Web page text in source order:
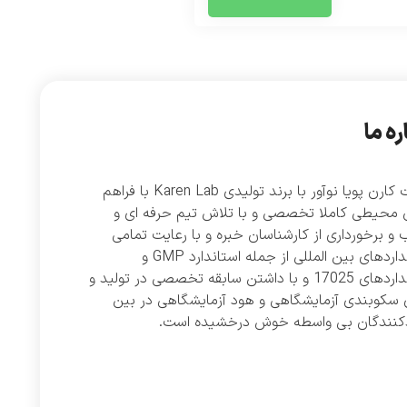
ما
شرکت کارن پویا نوآور با برند تولیدی Karen Lab با فراهم
محیطی کاملا تخصصی و با تلاش تیم حرفه ای و
برخورداری از کارشناسان خبره و با رعایت تمامی
استانداردهای بین المللی از جمله استاندارد GMP و
استانداردهای 17025 و با داشتن سابقه تخصصی در تولید و
سکوبندی آزمایشگاهی و هود آزمایشگاهی در بین
بی واسطه خوش درخشیده است.